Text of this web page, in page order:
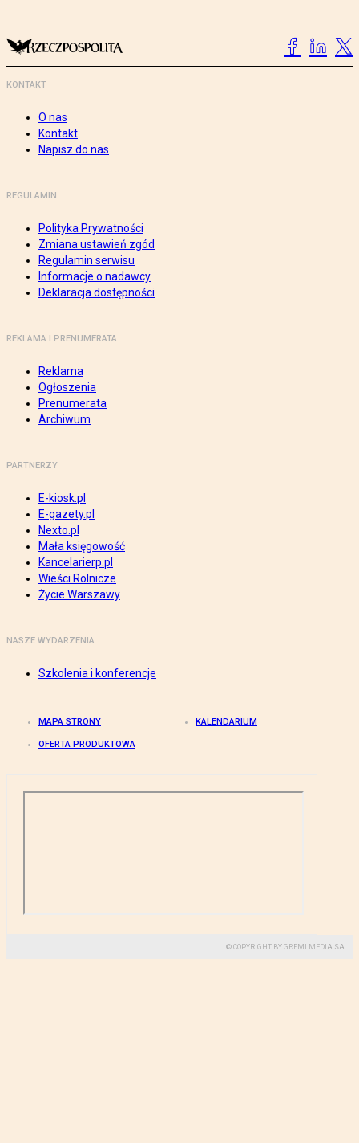
KONTAKT
O nas
Kontakt
Napisz do nas
REGULAMIN
Polityka Prywatności
Zmiana ustawień zgód
Regulamin serwisu
Informacje o nadawcy
Deklaracja dostępności
REKLAMA I PRENUMERATA
Reklama
Ogłoszenia
Prenumerata
Archiwum
PARTNERZY
E-kiosk.pl
E-gazety.pl
Nexto.pl
Mała księgowość
Kancelarierp.pl
Wieści Rolnicze
Życie Warszawy
NASZE WYDARZENIA
Szkolenia i konferencje
MAPA STRONY KALENDARIUM
OFERTA PRODUKTOWA
© COPYRIGHT BY GREMI MEDIA SA